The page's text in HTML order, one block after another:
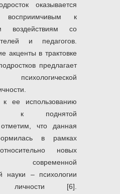
оказывается
к
воздействиям со
и педагогов.
акценты в трактовке
предлагает
ее использованию
к поднятой
что данная
в рамках
новых
современной
науки – психологии
личности [6].